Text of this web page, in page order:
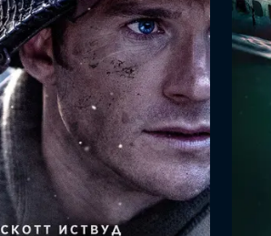
Сергей Осипьян, Александр
ужасы, драма
1 ч 53 мин
с 13 июля до 26 июля
до 26 июля